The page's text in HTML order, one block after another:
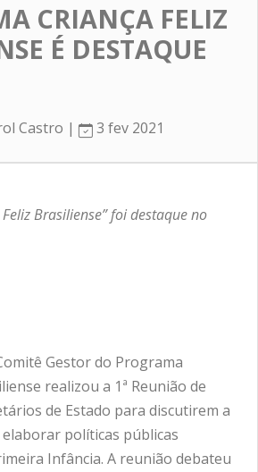
CRIANÇA FELIZ
É DESTAQUE
Castro | 3 fev 2021
Brasiliense” foi destaque no
Gestor do Programa
realizou a 1ª Reunião de
de Estado para discutirem a
políticas públicas
Infância. A reunião debateu